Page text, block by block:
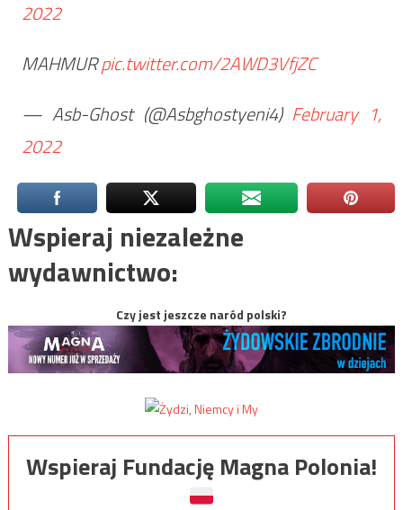
2022
MAHMURpic.twitter.com/2AWD3VfjZC
— Asb-Ghost (@Asbghostyeni4) February 1,
2022
Wspieraj niezależne
wydawnictwo:
Czy jest jeszcze naród polski?
Wspieraj Fundację Magna Polonia!